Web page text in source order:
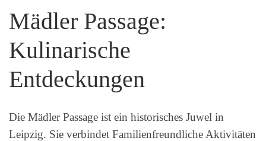
Mädler Passage:
Kulinarische
Entdeckungen
Die Mädler Passage ist ein historisches Juwel in
Leipzig. Sie verbindet Familienfreundliche Aktivitäten